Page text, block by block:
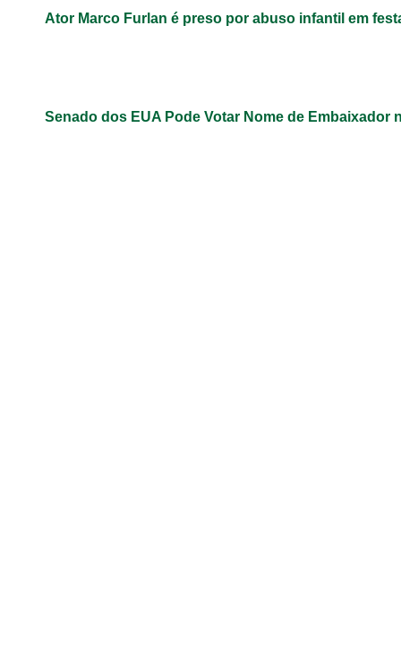
Ator Marco Furlan é preso por abuso infantil em
Senado dos EUA Pode Votar Nome de Embaixador